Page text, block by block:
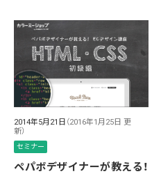
2014年5月21日 （2016年1月25日 更
新）
セミナー
ペパボデザイナーが教える！